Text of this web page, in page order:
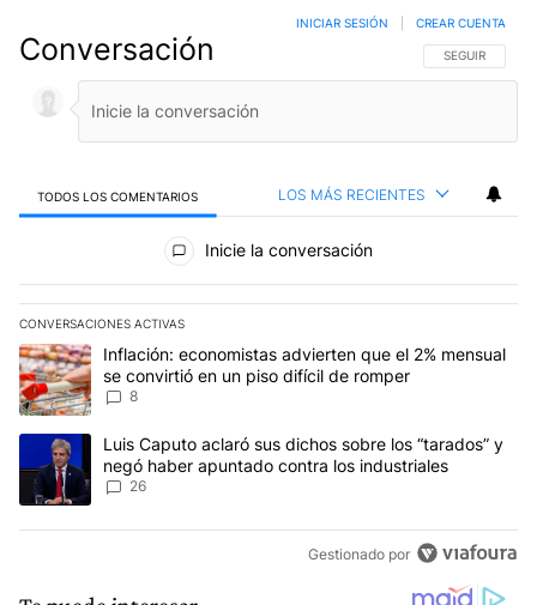
Conversación SIGA ESTA
SEGUIR
INICIAR SESIÓN CREAR CUENTA
TODOS LOS COMENTARIOS LOS MÁS RECIENTES
Todos los comentarios
Inicie la conversación
CONVERSACIONES ACTIVAS
Este listado muestra los artículos con más comentarios en los
Un artículo de tendencia con el título "Inflación: economistas
Inflación: economistas advierten que el 2% mensual
se convirtió en un piso difícil de romper
8
Un artículo de tendencia con el título "Luis Caputo aclaró sus
Luis Caputo aclaró sus dichos sobre los “tarados” y
negó haber apuntado contra los industriales
26
Gestionado por